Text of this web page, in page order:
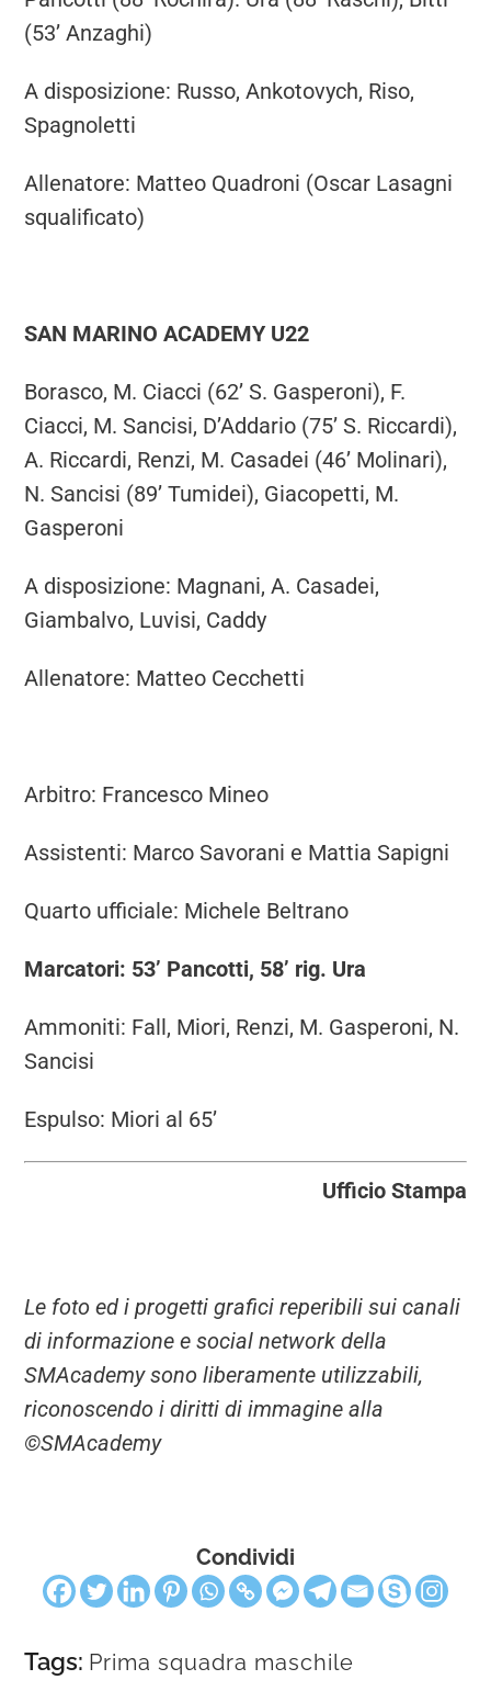
(53’ Anzaghi)
A disposizione: Russo, Ankotovych, Riso,
Spagnoletti
Allenatore: Matteo Quadroni (Oscar Lasagni
squalificato)
SAN MARINO ACADEMY U22
Borasco, M. Ciacci (62’ S. Gasperoni), F.
Ciacci, M. Sancisi, D’Addario (75’ S. Riccardi),
A. Riccardi, Renzi, M. Casadei (46’ Molinari),
N. Sancisi (89’ Tumidei), Giacopetti, M.
Gasperoni
A disposizione: Magnani, A. Casadei,
Giambalvo, Luvisi, Caddy
Allenatore: Matteo Cecchetti
Arbitro: Francesco Mineo
Assistenti: Marco Savorani e Mattia Sapigni
Quarto ufficiale: Michele Beltrano
Marcatori: 53’ Pancotti, 58’ rig. Ura
Ammoniti: Fall, Miori, Renzi, M. Gasperoni, N.
Sancisi
Espulso: Miori al 65’
Ufficio Stampa
Le foto ed i progetti grafici reperibili sui canali
di informazione e social network della
SMAcademy sono liberamente utilizzabili,
riconoscendo i diritti di immagine alla
©SMAcademy
Condividi
Tags: Prima squadra maschile